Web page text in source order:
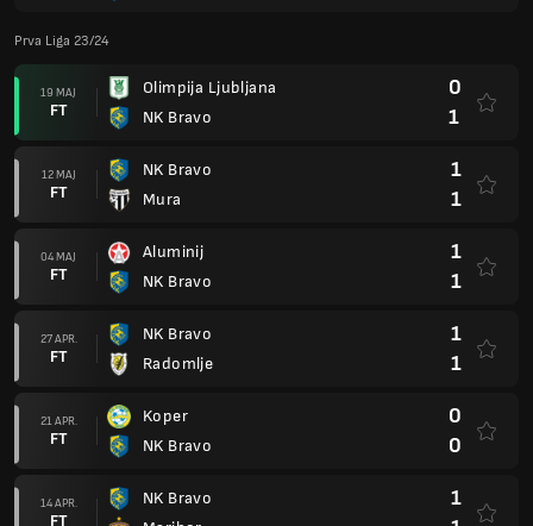
Prva Liga 23/24
19 MAJ
FT
Olimpija Ljubljana
NK Bravo
0
1
12 MAJ
FT
NK Bravo
Mura
1
1
04 MAJ
FT
Aluminij
NK Bravo
1
1
27 APR.
FT
NK Bravo
Radomlje
1
1
21 APR.
FT
Koper
NK Bravo
0
0
14 APR.
FT
NK Bravo
1